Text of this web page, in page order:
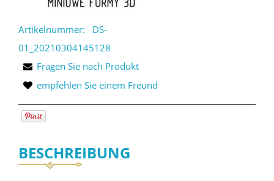
Artikelnummer:
DS-
01_20210304145128
Fragen Sie nach Produkt
empfehlen Sie einem Freund
BESCHREIBUNG